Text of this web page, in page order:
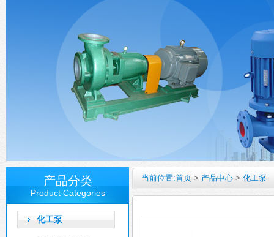
产品分类
Product Categories
化工泵
当前位置:首页 > 产品中心 > 化工泵